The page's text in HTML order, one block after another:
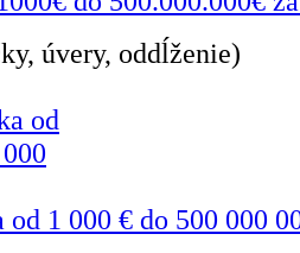
úvery, oddĺženie)
1 000 € do 500 000